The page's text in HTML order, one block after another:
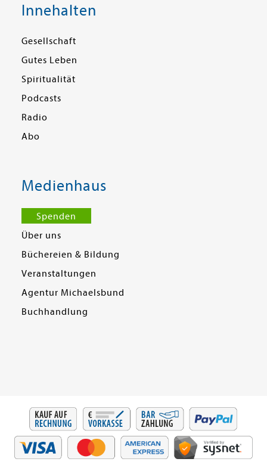
Innehalten
Gesellschaft
Gutes Leben
Spiritualität
Podcasts
Radio
Abo
Medienhaus
Spenden
Über uns
Büchereien & Bildung
Veranstaltungen
Agentur Michaelsbund
Buchhandlung